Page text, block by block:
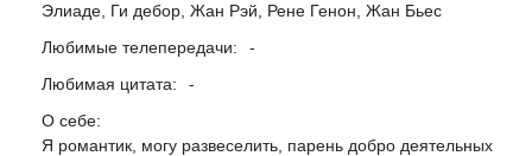
Элиаде, Ги дебор, Жан Рэй, Рене Генон, Жан Бьес
Любимые телепередачи:
-
Любимая цитата:
-
О себе:
Я романтик, могу развеселить, парень добро деятельных